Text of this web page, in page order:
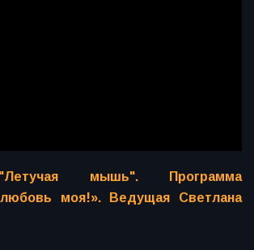
мышь". Программа
моя!». Ведущая Светлана